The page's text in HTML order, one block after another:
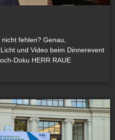
fehlen? Genau,
und Video beim Dinnerevent
Doku HERR RAUE